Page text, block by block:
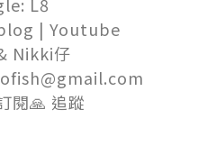
| Youtube
Nikki仔
閱🙏 追蹤